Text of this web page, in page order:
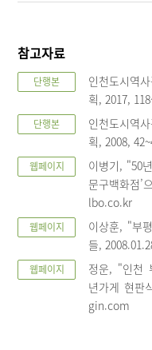
참고자료
단행본
인천도시역
획, 2017,
단행본
인천도시역
획, 2008,
웹페이지
이병기, "50
문구백화점’
lbo.co.kr
웹페이지
이상훈, "부
들,
웹페이지
정운, "인천
년가게 현판
gin.com